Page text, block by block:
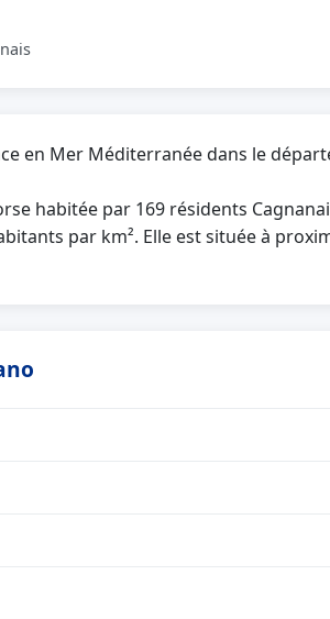
en Mer Méditerranée dans le
habitée par 169 résidents
par km². Elle est située à